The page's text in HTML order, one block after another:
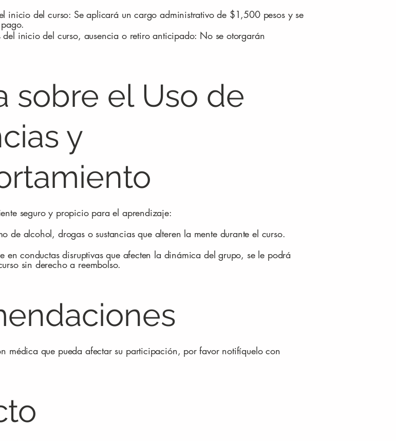
inicio del curso: Se aplicará un cargo administrativo de $1,500 pesos y se
inicio del curso, ausencia o retiro anticipado: No se otorgarán
sobre el Uso de
y
seguro y propicio para el aprendizaje:
de alcohol, drogas o sustancias que alteren la mente durante el curso.
en conductas disruptivas que afecten la dinámica del grupo, se le podrá
sin derecho a reembolso.
médica que pueda afectar su participación, por favor notifíquelo con